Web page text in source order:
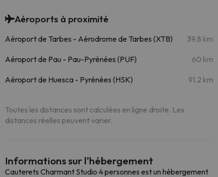
Aéroports à proximité
Aéroport de Tarbes - Aérodrome de Tarbes (XTB) 39.8 km
Aéroport de Pau - Pau-Pyrénées (PUF) 60 km
Aéroport de Huesca - Pyrénées (HSK) 91.2 km
Toutes les distances sont calculées en ligne droite. Les
distances réelles peuvent varier.
Informations sur l'hébergement
Cauterets Charmant Studio 4 personnes est un hébergement